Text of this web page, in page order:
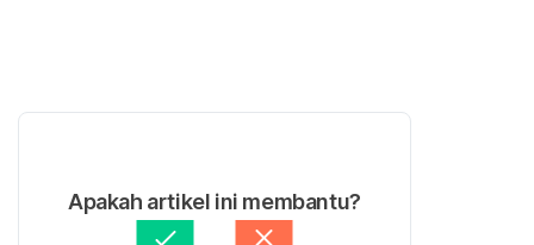
Apakah artikel ini membantu?